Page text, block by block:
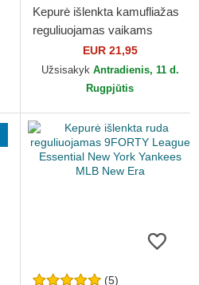
Kepurė išlenkta kamufliažas
reguliuojamas vaikams
9FORTY League Essential
New York Yankees MLB...
EUR 21,95
Užsisakyk Antradienis, 11 d.
Rugpjūtis
(5)